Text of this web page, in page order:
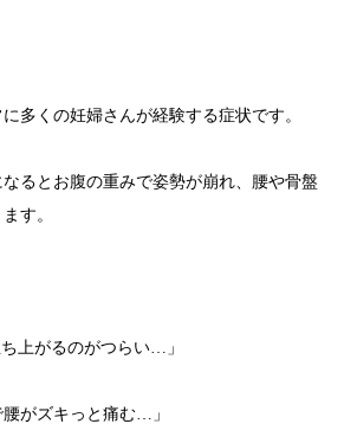
多くの妊婦さんが経験する症状です。
るとお腹の重みで姿勢が崩れ、腰や骨盤
す。
上がるのがつらい…」
腰がズキっと痛む…」